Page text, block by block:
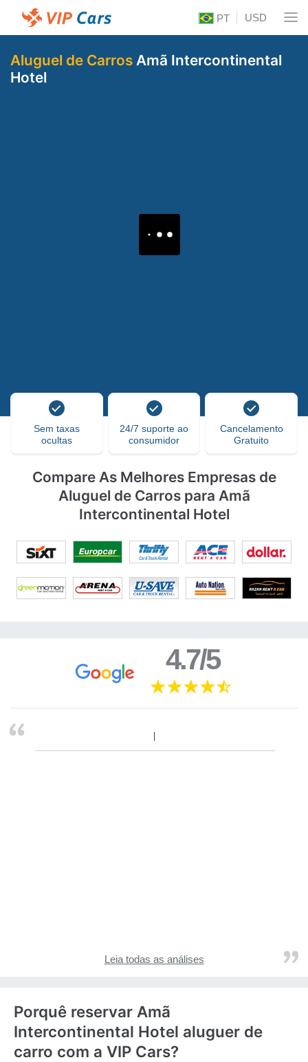
PT USD
Aluguel de Carros Amã Intercontinental
Hotel
Sem taxas
ocultas
24/7 suporte ao
consumidor
Cancelamento
Gratuito
Compare As Melhores Empresas de
Aluguel de Carros para Amã
Intercontinental Hotel
4.7/5
Leia todas as análises
Porquê reservar Amã
Intercontinental Hotel aluguer de
carro com a VIP Cars?